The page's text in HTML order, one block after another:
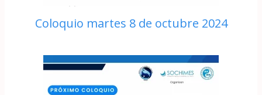
Coloquio martes 8 de octubre 2024